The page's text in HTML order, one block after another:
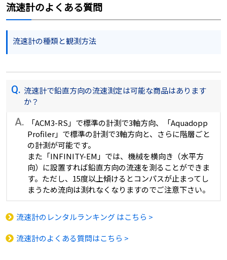
流速計のよくある質問
流速計の種類と観測方法
Q. 流速計で鉛直方向の流速測定は可能な商品はあります
か？
A.
「ACM3-RS」で標準の計測で3軸方向、「Aquadopp
Profiler」で標準の計測で3軸方向と、さらに階層ごと
の計測が可能です。
また「INFINITY-EM」では、機械を横向き（水平方
向）に設置すれば鉛直方向の流速を測ることができま
す。ただし、15度以上傾けるとコンパスが止まってし
まうため流向は測れなくなりますのでご注意下さい。
流速計のレンタルランキング はこちら >
流速計のよくある質問はこちら >